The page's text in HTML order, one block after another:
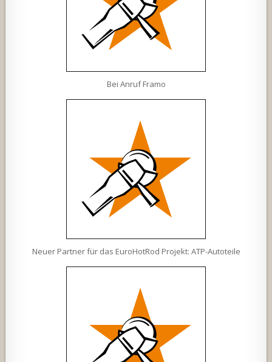
Bei Anruf Framo
Neuer Partner für das EuroHotRod Projekt: ATP-Autoteile